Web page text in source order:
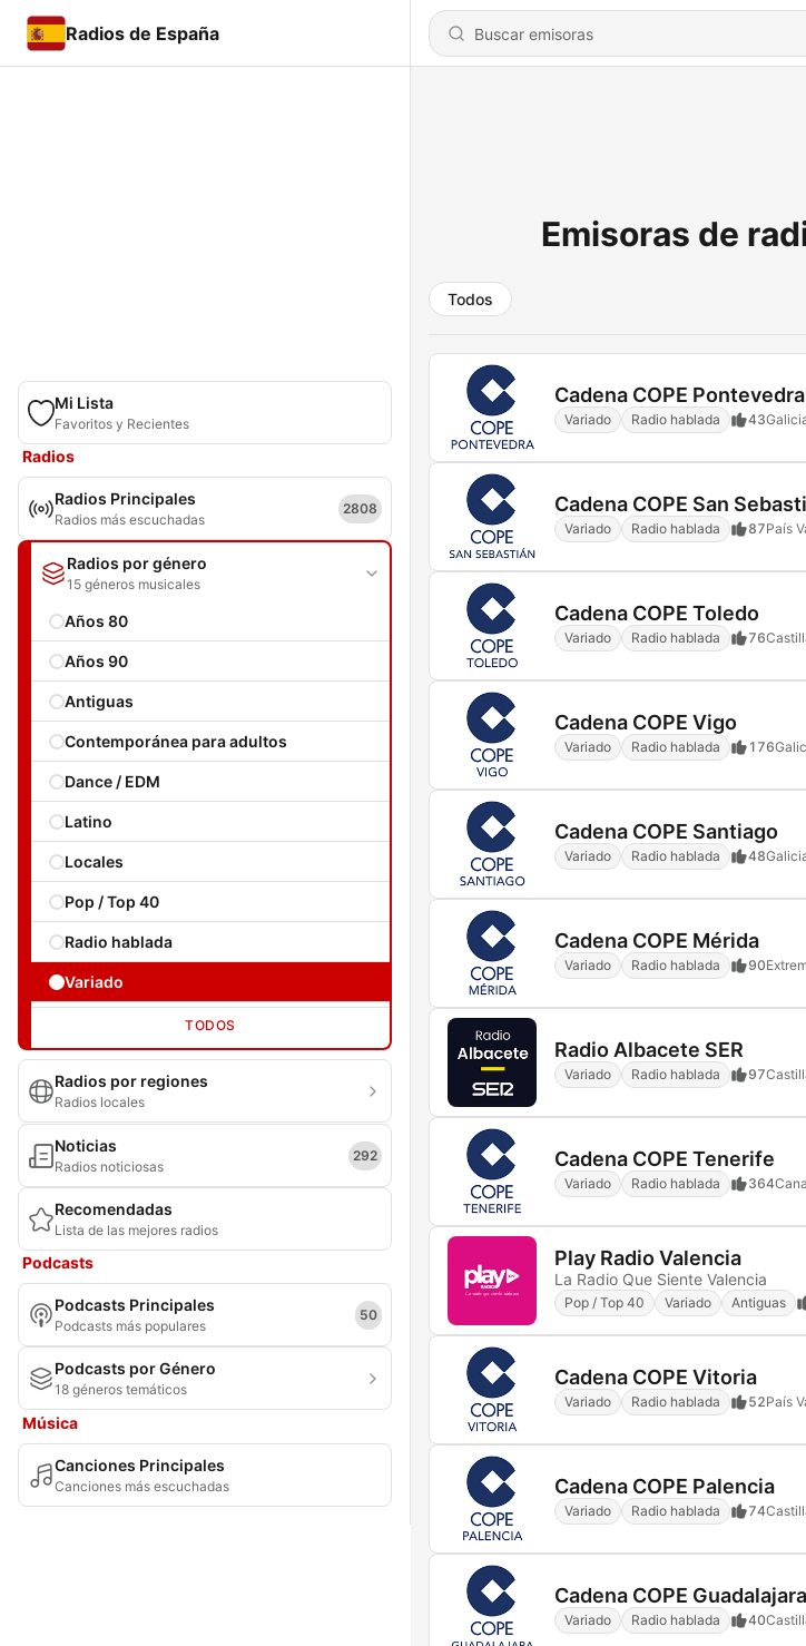
Radios de España
Mi Lista
Favoritos y Recientes
Radios
Radios Principales
Radios más escuchadas
2808
Radios por género
15 géneros musicales
Años 80
Años 90
Antiguas
Contemporánea para adultos
Dance / EDM
Latino
Locales
Pop / Top 40
Radio hablada
Variado
TODOS
Radios por regiones
Radios locales
Noticias
Radios noticiosas
292
Recomendadas
Lista de las mejores radios
Podcasts
Podcasts Principales
Podcasts más populares
50
Podcasts por Género
18 géneros temáticos
Música
Canciones Principales
Canciones más escuchadas
Emisoras de
Todos
Cadena COPE Pontevedra
Variado Radio hablada 43
Cadena COPE San
Variado Radio hablada 87País
Cadena COPE Toledo
Variado Radio hablada 76
Cadena COPE Vigo
Variado Radio hablada 176
Cadena COPE Santiago
Variado Radio hablada 48
Cadena COPE Mérida
Variado Radio hablada 90
Radio Albacete SER
Variado Radio hablada 97
Cadena COPE Tenerife
Variado Radio hablada 364
Play Radio Valencia
La Radio Que Siente Valencia
Pop / Top 40 Variado Antiguas
Cadena COPE Vitoria
Variado Radio hablada 52País
Cadena COPE Palencia
Variado Radio hablada 74
Cadena COPE Guadalajara
Variado Radio hablada 40